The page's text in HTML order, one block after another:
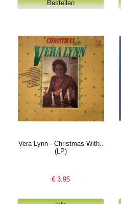
Vera Lynn - Christmas With..
(LP)
€3.95